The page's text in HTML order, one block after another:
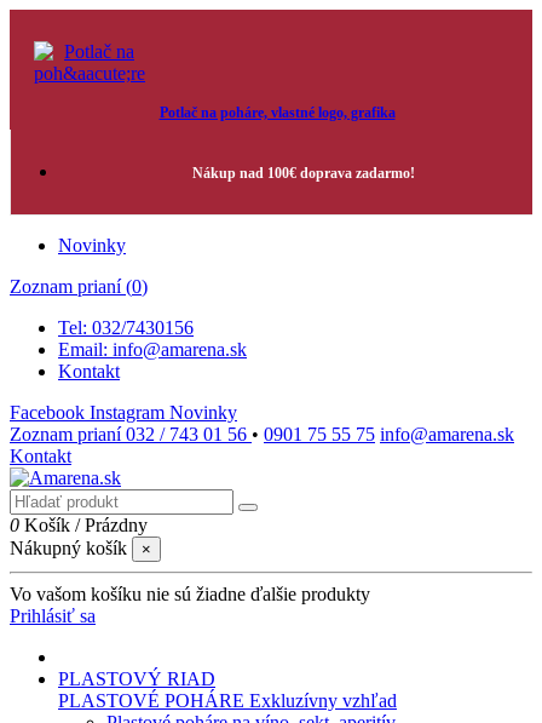
Potlač na poháre, vlastné logo, grafika
Nákup nad 100€ doprava zadarmo!
Novinky
Zoznam prianí (0)
Tel: 032/7430156
Email: info@amarena.sk
Kontakt
Facebook Instagram Novinky
Zoznam prianí 032 / 743 01 56 • 0901 75 55 75 info@amarena.sk
Kontakt
0 Košík /Prázdny
Nákupný košík
×
Vo vašom košíku nie sú žiadne ďalšie produkty
Prihlásiť sa
PLASTOVÝ RIAD
PLASTOVÉ POHÁRE Exkluzívny vzhľad